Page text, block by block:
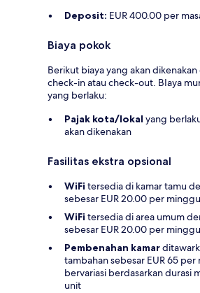
Deposit: EUR 400.00 per
Biaya pokok
Berikut biaya yang akan
check-in atau check-out. BIaya
yang berlaku:
Pajak kota/lokal yang
akan dikenakan
Fasilitas ekstra opsional
WiFi tersedia di kamar tamu
sebesar EUR 20.00 per
WiFi tersedia di area umum
sebesar EUR 20.00 per
Pembenahan kamar
tambahan sebesar EUR 65
bervariasi berdasarkan durasi
unit